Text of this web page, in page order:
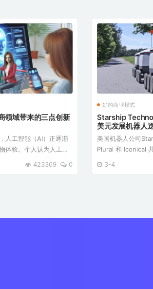
领域带来的三点创新
人工智能（AI）正逐渐
体验。个人认为人工智
423369 0
好的商业模式
Starship
美元发展机器人
美国机器人公司
Plural 和 Iconical
3-4